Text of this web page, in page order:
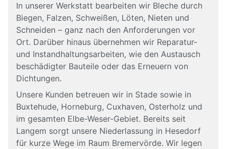
In unserer Werkstatt bearbeiten wir Bleche durch
Biegen, Falzen, Schweißen, Löten, Nieten und
Schneiden – ganz nach den Anforderungen vor
Ort. Darüber hinaus übernehmen wir Reparatur-
und Instandhaltungsarbeiten, wie den Austausch
beschädigter Bauteile oder das Erneuern von
Dichtungen.
Unsere Kunden betreuen wir in Stade sowie in
Buxtehude, Horneburg, Cuxhaven, Osterholz und
im gesamten Elbe-Weser-Gebiet. Bereits seit
Langem sorgt unsere Niederlassung in Hesedorf
für kurze Wege im Raum Bremervörde. Wir legen